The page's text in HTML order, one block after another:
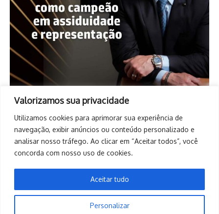
Valorizamos sua privacidade
Utilizamos cookies para aprimorar sua experiência de
navegação, exibir anúncios ou conteúdo personalizado e
analisar nosso tráfego. Ao clicar em “Aceitar todos”, você
concorda com nosso uso de cookies.
Personalizar
Aceitar tudo